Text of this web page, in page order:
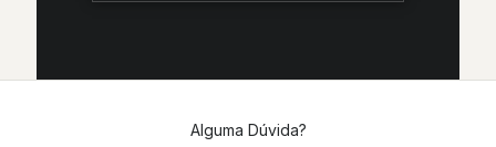
Alguma Dúvida?